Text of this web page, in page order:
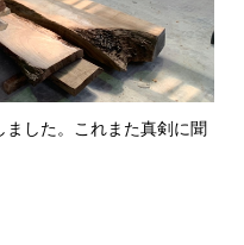
した。これまた真剣に聞